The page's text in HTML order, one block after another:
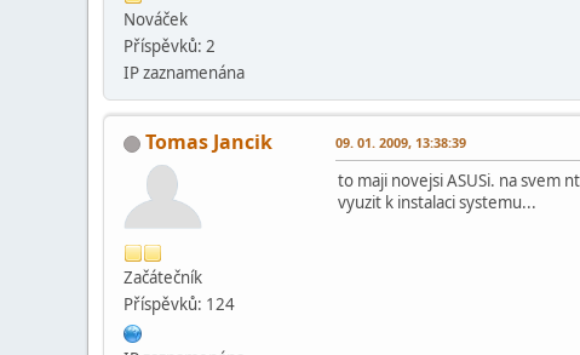
Nováček
Příspěvků: 2
IP zaznamenána
Tomas Jancik
Začátečník
Příspěvků: 124
09. 01. 2009, 13:38:39
to maji novejsi ASUSi. na svem
vyuzit k instalaci systemu...